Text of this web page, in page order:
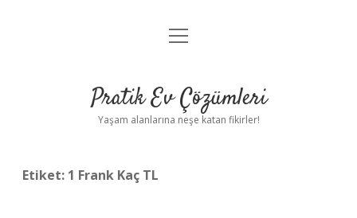
Anasayfa
Yasal Uyarı
menüyü
Pratik Ev Çözümleri
Yaşam alanlarına neşe katan fikirler!
Etiket: 1 Frank Kaç TL